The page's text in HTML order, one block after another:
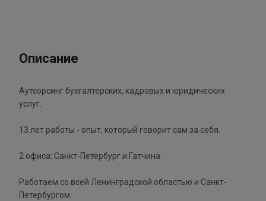
Описание
Аутсорсинг бухгалтерских, кадровых и юридических
услуг.
13 лет работы - опыт, который говорит сам за себя.
2 офиса: Санкт-Петербург и Гатчина.
Работаем со всей Ленинградской областью и Санкт-
Петербургом.